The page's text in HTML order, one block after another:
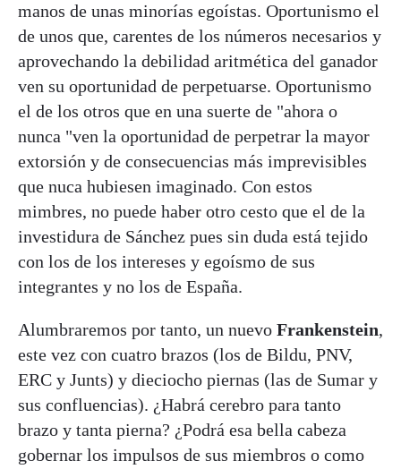
manos de unas minorías egoístas. Oportunismo el
de unos que, carentes de los números necesarios y
aprovechando la debilidad aritmética del ganador
ven su oportunidad de perpetuarse. Oportunismo
el de los otros que en una suerte de "ahora o
nunca "ven la oportunidad de perpetrar la mayor
extorsión y de consecuencias más imprevisibles
que nuca hubiesen imaginado. Con estos
mimbres, no puede haber otro cesto que el de la
investidura de Sánchez pues sin duda está tejido
con los de los intereses y egoísmo de sus
integrantes y no los de España.
Alumbraremos por tanto, un nuevo Frankenstein,
este vez con cuatro brazos (los de Bildu, PNV,
ERC y Junts) y dieciocho piernas (las de Sumar y
sus confluencias). ¿Habrá cerebro para tanto
brazo y tanta pierna? ¿Podrá esa bella cabeza
gobernar los impulsos de sus miembros o como